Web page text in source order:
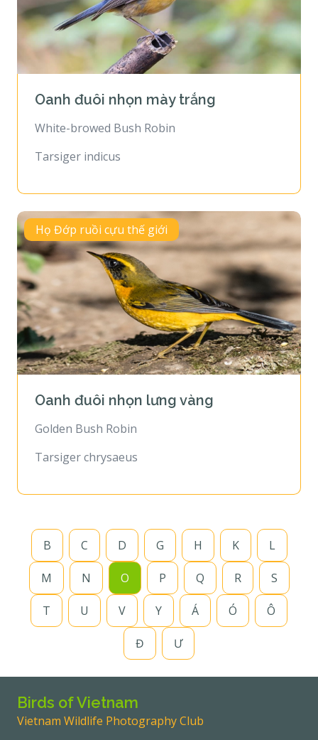
Oanh đuôi nhọn mày trắng
White-browed Bush Robin
Tarsiger indicus
Họ Đớp ruồi cựu thế giới
Oanh đuôi nhọn lưng vàng
Golden Bush Robin
Tarsiger chrysaeus
B C D G H K L
M N O P Q R S
T U V Y Á Ó Ô
Đ Ư
Birds of Vietnam
Vietnam Wildlife Photography Club